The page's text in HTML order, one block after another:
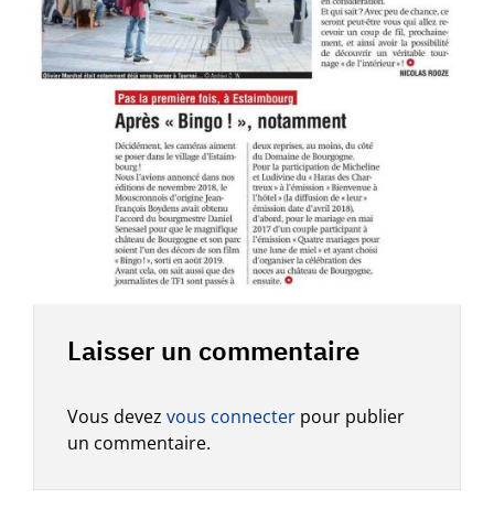
Laisser un commentaire
Vous devez vous connecter pour publier
un commentaire.